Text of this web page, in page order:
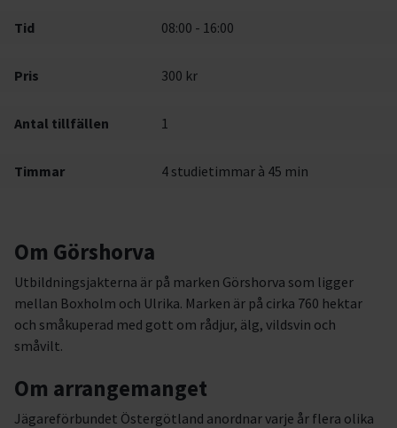
Tid 08:00 - 16:00
Pris 300 kr
Antal tillfällen 1
Timmar 4 studietimmar à 45 min
Om Görshorva
Utbildningsjakterna är på marken Görshorva som ligger
mellan Boxholm och Ulrika. Marken är på cirka 760 hektar
och småkuperad med gott om rådjur, älg, vildsvin och
småvilt.
Om arrangemanget
Jägareförbundet Östergötland anordnar varje år flera olika